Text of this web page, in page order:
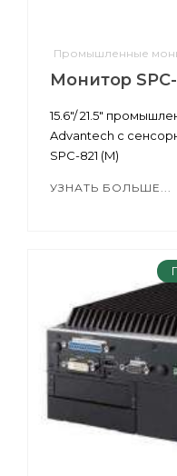
Промышленные
Монитор SPC-
15.6"/ 21.5"
Advantech с
SPC-821 (M)
УЗНАТЬ БОЛЬШЕ...